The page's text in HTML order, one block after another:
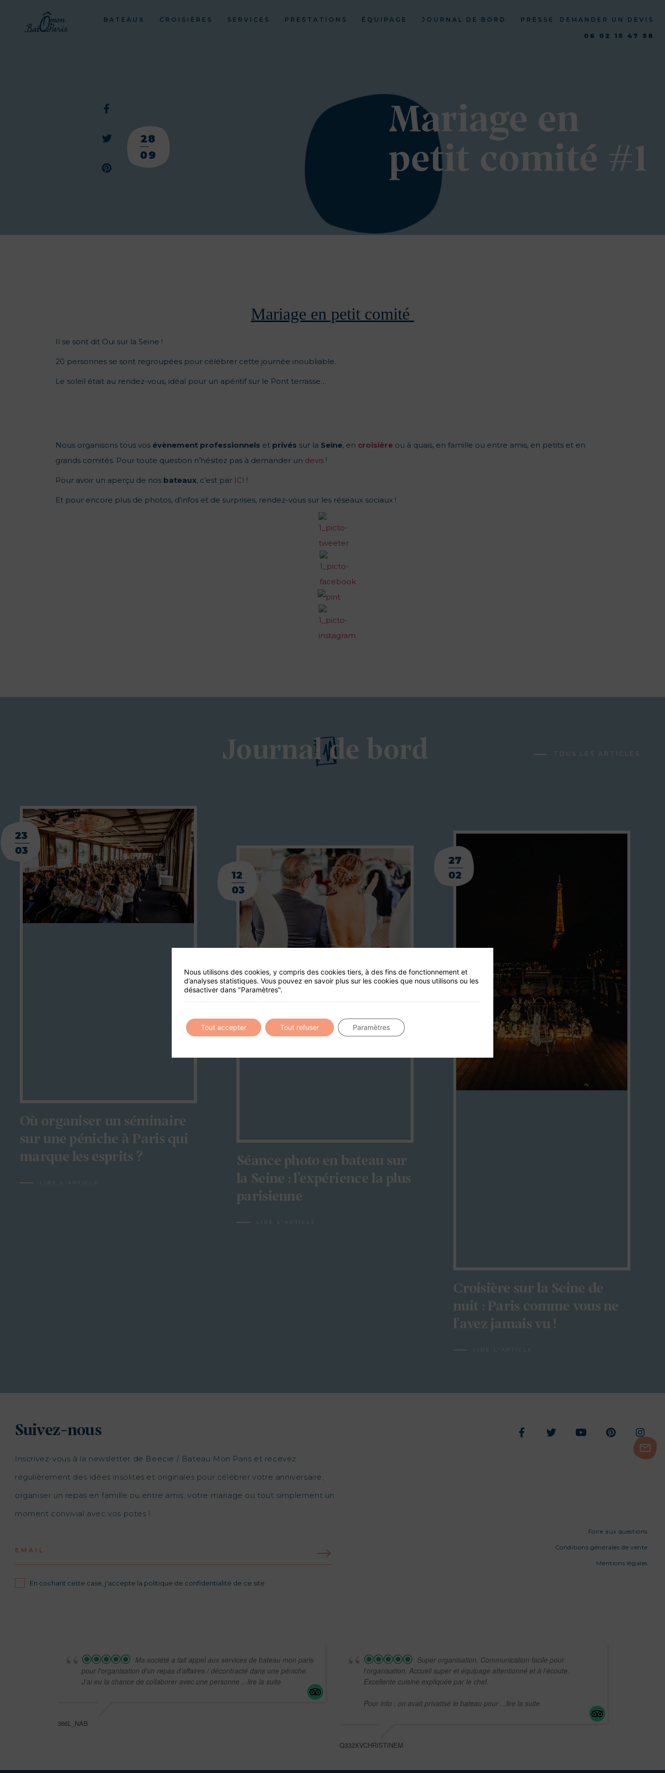
BATEAUX CROISIÈRES SERVICES PRESTATIONS ÉQUIPAGE JOURNAL DE BORD PRESSE DEMANDER UN DEVIS
06 02 15 47 58
28
09
Mariage en
petit comité #1
Mariage en petit comité
Il se sont dit Oui sur la Seine !
20 personnes se sont regroupées pour célébrer cette journée inoubliable.
Le soleil était au rendez-vous, idéal pour un apéritif sur le Pont terrasse…
Nous organisons tous vos évènement professionnels et privés sur la Seine, en croisière ou à quais, en famille ou entre amis, en petits et en
grands comités. Pour toute question n’hésitez pas à demander un devis !
Pour avoir un aperçu de nos bateaux, c’est par ICI !
Et pour encore plus de photos, d’infos et de surprises, rendez-vous sur les réseaux sociaux !
Journal de bord TOUS LES ARTICLES
Où organiser un séminaire
sur une péniche à Paris qui
marque les esprits ?
23
03
LIRE L'ARTICLE
Séance photo en bateau sur
la Seine : l’expérience la plus
parisienne
12
03
LIRE L'ARTICLE
Croisière sur la Seine de
nuit : Paris comme vous ne
l’avez jamais vu !
27
02
LIRE L'ARTICLE
Suivez-nous
Inscrivez-vous à la newsletter de Beecie / Bateau Mon Paris et recevez
régulièrement des idées insolites et originales pour célébrer votre anniversaire,
organiser un repas en famille ou entre amis, votre mariage ou tout simplement un
moment convivial avec vos potes !
EMAIL
En cochant cette case, j'accepte la politique de confidentialité de ce site
Foire aux questions
Conditions générales de vente
Mentions légales
Ma société a fait appel aux services de bateau mon paris
pour l'organisation d'un repas d'affaires / décontracté dans une péniche.
J'ai eu la chance de collaborer avec une personne ...lire la suite
366L_NAB
Super organisation. Communication facile pour
l’organisation. Accueil super et équipage attentionné et à l’écoute.
Excellente cuisine expliquée par le chef.
Pour info : on avait privatisé le bateau pour ...lire la suite
Q332XVCHRISTINEM
Nous utilisons des cookies, y compris des cookies tiers, à des fins de fonctionnement et
d’analyses statistiques. Vous pouvez en savoir plus sur les cookies que nous utilisons ou les
désactiver dans "Paramètres".
Tout accepter Tout refuser Paramètres